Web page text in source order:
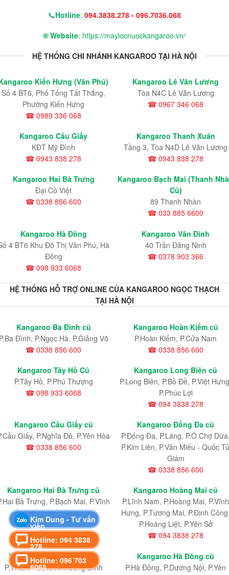
📞Hotline: 094.3838.278 - 096.7036.068
🌐Website: https://maylocnuockangaroo.vn/
HỆ THỐNG CHI NHÁNH KANGAROO TẠI HÀ NỘI
Kiến Hưng (Văn Phú)
Số 4 BT6, Phố Tống Tất Thắng,
Phường Kiến Hưng
☎ 0989 336 068
Kangaroo Lê Văn Lương
Tòa N4C Lê Văn Lương
☎ 0967 346 068
Kangaroo Cầu Giấy
KĐT Mỹ Đình
☎ 0943 838 278
Kangaroo Thanh Xuân
Tầng 3, Tòa N4D Lê Văn Lương
☎ 0943 838 278
Kangaroo Hai Bà Trưng
Đại Cồ Việt
☎ 0338 856 600
Kangaroo Bạch Mai (Thanh
Cũ)
89 Thanh Nhàn
☎ 033 885 6600
Kangaroo Hà Đông
4 BT6 Khu Đô Thị Văn Phú, Hà
Đông
☎ 098 933 6068
Kangaroo Vân Đình
40 Trần Đăng Ninh
☎ 0378 903 366
HỆ THỐNG HỖ TRỢ ONLINE CỦA KANGAROO NGỌC THẠCH
TẠI HÀ NỘI
Kangaroo Ba Đình cũ
Đình, P.Ngọc Hà, P.Giảng Võ
☎ 0338 856 600
Kangaroo Hoàn Kiếm cũ
P.Hoàn Kiếm, P.Cửa Nam
☎ 0338 856 600
Kangaroo Tây Hồ Cũ
P.Tây Hồ, P.Phú Thượng
☎ 098 933 6068
Kangaroo Long Biên cũ
P.Long Biên, P.Bồ Đề, P.Việt
P.Phúc Lợi
☎ 094 3838 278
Kangaroo Cầu Giấy cũ
Giấy, P.Nghĩa Đô, P.Yên Hòa
☎ 0338 856 600
Kangaroo Đống Đa cũ
P.Đống Đa, P.Láng, P.Ô Chợ
P.Kim Liên, P.Văn Miếu - Quốc
Giám
☎ 0338 856 600
Kangaroo Hai Bà Trưng cũ
Bà Trưng, P.Bạch Mai, P.Vĩnh
Tuy
☎ 033 885 6600
Kangaroo Hoàng Mai cũ
P.Lĩnh Nam, P.Hoàng Mai, P.Vĩnh
Hưng, P.Tương Mai, P.Định
P.Hoàng Liệt, P.Yên Sở
☎ 094 3838 278
Kangaroo Thanh Xuân cũ
P.Thanh Xuân, P.Khương Đình
Kangaroo Hà Đông cũ
P.Hà Đông, P.Dương Nội, P.Yên
Kim Dung - Tư vấn
viên
Hotline: 094 3838
278
Hotline: 096 703
6068